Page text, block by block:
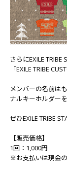
さらにEXILE
「EXILE TRIBE
メンバーの名前は
ナルキーホルダー
ぜひEXILE TRIBE
【販売価格】
1回：1,000円
※お支払いは現金の